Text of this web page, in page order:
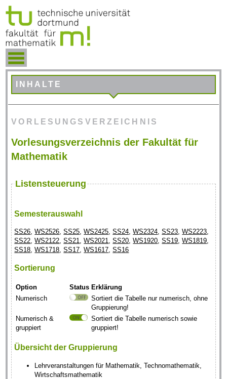
INHALTE
VORLESUNGSVERZEICHNIS
Vorlesungsverzeichnis der Fakultät für
Mathematik
Listensteuerung
Semesterauswahl
SS26,WS2526,SS25,WS2425,SS24,WS2324,SS23,WS2223,
SS22,WS2122,SS21,WS2021,SS20,WS1920,SS19,WS1819,
SS18,WS1718,SS17,WS1617,SS16
Sortierung
Option Status Erklärung
Numerisch
Sortiert die Tabelle nur numerisch, ohne
Gruppierung!
Numerisch &
gruppiert
Sortiert die Tabelle numerisch sowie
gruppiert!
Übersicht der Gruppierung
Lehrveranstaltungen für Mathematik, Technomathematik,
Wirtschaftsmathematik